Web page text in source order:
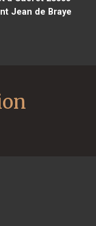
Jean de Braye